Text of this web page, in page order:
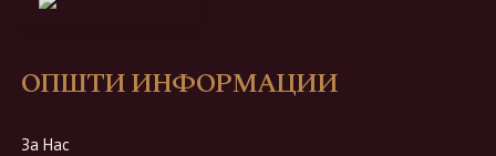
ОПШТИ ИНФОРМАЦИИ
За Нас